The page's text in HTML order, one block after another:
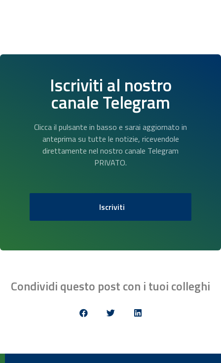
Iscriviti al nostro
canale Telegram
Clicca il pulsante in basso e sarai aggiornato in
anteprima su tutte le notizie, ricevendole
direttamente nel nostro canale Telegram
PRIVATO.
Iscriviti
Condividi questo post con i tuoi colleghi